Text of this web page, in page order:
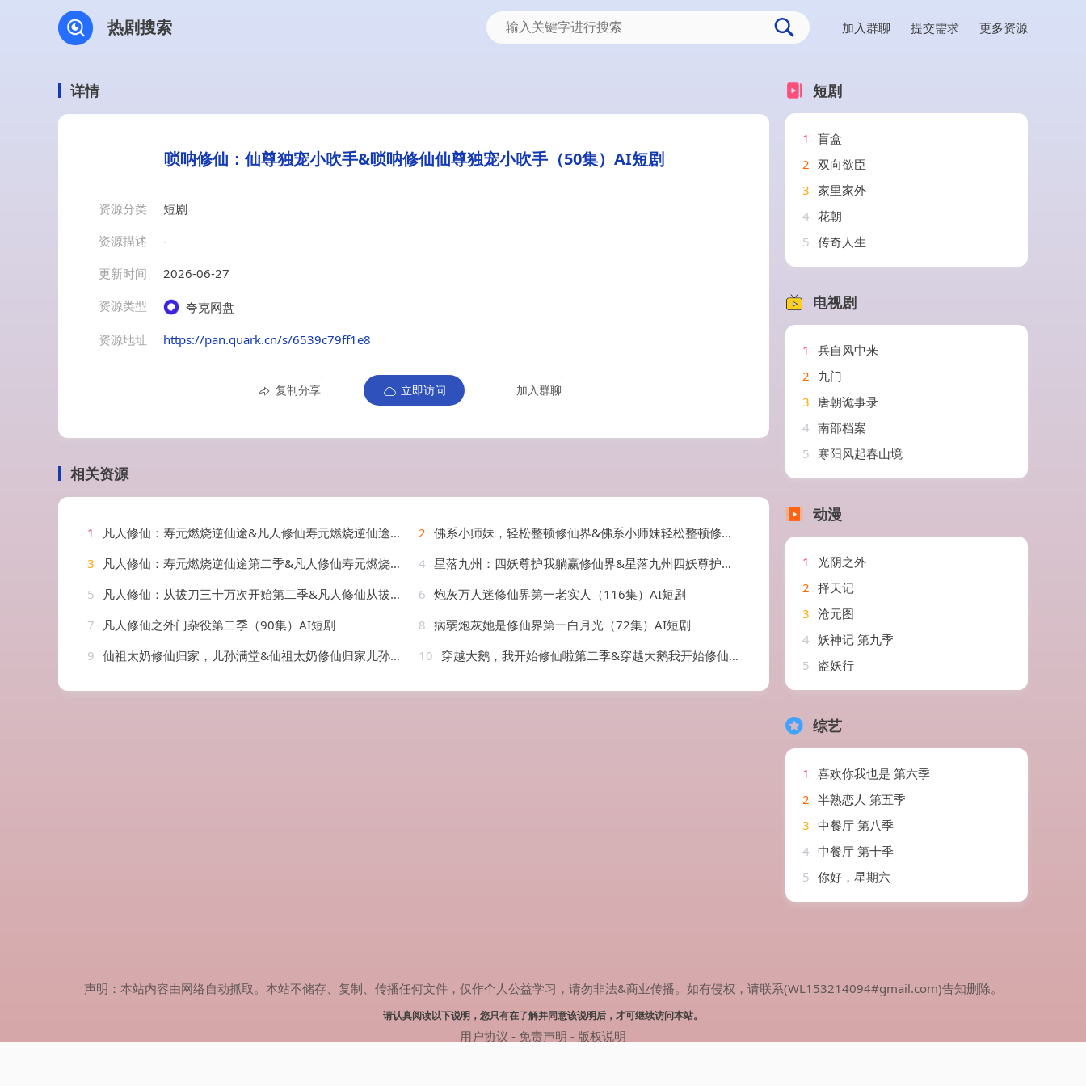
热剧搜索 加入群聊 提交需求 更多资源
详情
唢呐修仙：仙尊独宠小吹手&唢呐修仙仙尊独宠小吹手（50集）AI短剧
资源分类
短剧
资源描述
-
更新时间
2026-06-27
资源类型
夸克网盘
资源地址
https://pan.quark.cn/s/6539c79ff1e8
复制分享 立即访问 加入群聊
相关资源
1 凡人修仙：寿元燃烧逆仙途&凡人修仙寿元燃烧逆仙途（97集）AI短剧 2 佛系小师妹，轻松整顿修仙界&佛系小师妹轻松整顿修仙界（46集）AI短剧
3
凡人修仙：寿元燃烧逆仙途第二季&凡人修仙寿元燃烧逆仙途第二季（66集）AI短剧 4 星落九州：四妖尊护我躺赢修仙界&星落九州四妖尊护我躺赢修仙界（57集）AI短剧
5
凡人修仙：从拔刀三十万次开始第二季&凡人修仙从拔刀三十万次开始第二季（121集）AI短剧 6 炮灰万人迷修仙界第一老实人（116集）AI短剧
7
凡人修仙之外门杂役第二季（90集）AI短剧 8 病弱炮灰她是修仙界第一白月光（72集）AI短剧
9 仙祖太奶修仙归家，儿孙满堂&仙祖太奶修仙归家儿孙满堂（66集）AI短剧 10 穿越大鹅，我开始修仙啦第二季&穿越大鹅我开始修仙啦第二季（80集）AI短剧
短剧
1
盲盒
2 双向欲臣
3 家里家外
4 花朝
5 传奇人生
电视剧
1
兵自风中来
2 九门
3 唐朝诡事录
4 南部档案
5 寒阳风起春山境
动漫
1
光阴之外
2 择天记
3 沧元图
4 妖神记 第九季
5 盗妖行
综艺
1
喜欢你我也是 第六季
2 半熟恋人 第五季
3 中餐厅 第八季
4 中餐厅 第十季
5 你好，星期六
声明：本站内容由网络自动抓取。本站不储存、复制、传播任何文件，仅作个人公益学习，请勿非法&商业传播。如有侵权，请联系(WL153214094#gmail.com)告知删除。
请认真阅读以下说明，您只有在了解并同意该说明后，才可继续访问本站。
用户协议 - 免责声明 - 版权说明